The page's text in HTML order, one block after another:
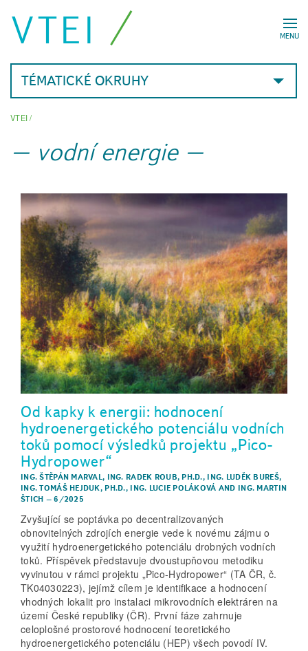
MENU
VTEI
TÉMATICKÉ OKRUHY
VTEI/
vodní energie
Od kapky k energii: hodnocení
hydroenergetického potenciálu vodních
toků pomocí výsledků projektu „Pico-
Hydropower“
ING. ŠTĚPÁN MARVAL, ING. RADEK ROUB, PH.D., ING. LUDĚK BUREŠ,
ING. TOMÁŠ HEJDUK, PH.D., ING. LUCIE POLÁKOVÁ AND ING. MARTIN
ŠTICH –6/2025
Zvyšující se poptávka po decentralizovaných
obnovitelných zdrojích energie vede k novému zájmu o
využití hydroenergetického potenciálu drobných vodních
toků. Příspěvek představuje dvoustupňovou metodiku
vyvinutou v rámci projektu „Pico-Hydropower“ (TA ČR, č.
TK04030223), jejímž cílem je identifikace a hodnocení
vhodných lokalit pro instalaci mikrovodních elektráren na
území České republiky (ČR). První fáze zahrnuje
celoplošné prostorové hodnocení teoretického
hydroenergetického potenciálu (HEP) všech povodí IV.